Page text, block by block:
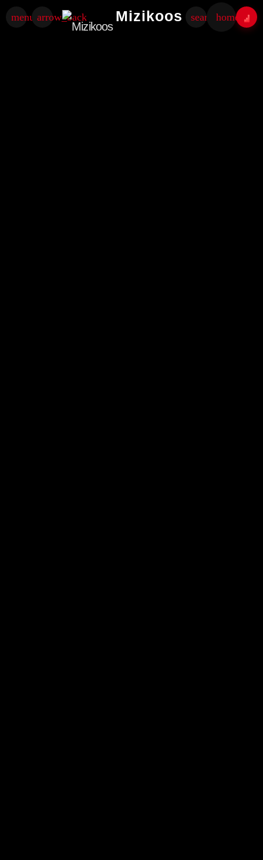
menu arrow_back Mizikoos searchhome